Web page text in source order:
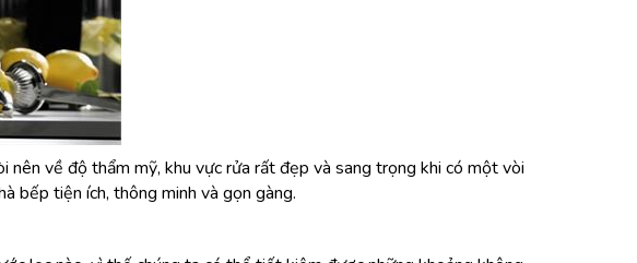
về độ thẩm mỹ, khu vực rửa rất đẹp và sang trọng khi có một vòi
bếp tiện ích, thông minh và gọn gàng.